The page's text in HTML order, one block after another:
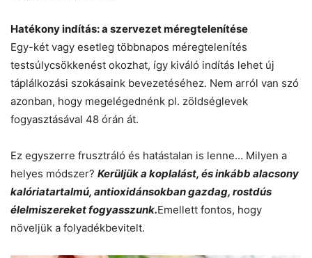
Hatékony indítás: a szervezet méregtelenítése
Egy-két vagy esetleg többnapos méregtelenítés
testsúlycsökkenést okozhat, így kiváló indítás lehet új
táplálkozási szokásaink bevezetéséhez. Nem arról van szó
azonban, hogy megelégednénk pl. zöldséglevek
fogyasztásával 48 órán át.
Ez egyszerre frusztráló és hatástalan is lenne… Milyen a
helyes módszer? Kerüljük a koplalást, és inkább alacsony
kalóriatartalmú, antioxidánsokban gazdag, rostdús
élelmiszereket fogyasszunk.Emellett fontos, hogy
növeljük a folyadékbevitelt.